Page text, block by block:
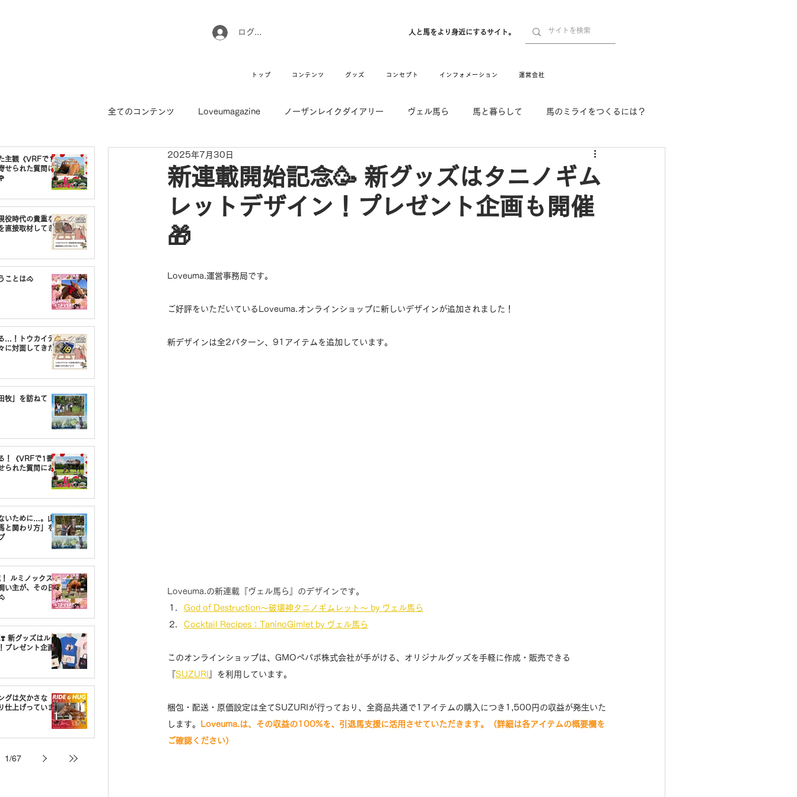
ログイン 人と馬をより身近にするサイト。
トップ コンテンツ グッズ コンセプト インフォメーション 運営会社
主観《VRFで1番
せられた質問に
役時代の貴重な
直接取材してき
ことは🐴
…！トウカイテ
に対面してきた
牧」を訪ねて
！《VRFで1番〇
られた質問にお
いために…。山
と関わり方」を
ルミノックスの
い主が、その日
新グッズはルミ
プレゼント企画
グは欠かさな
仕上げっていま
1/67
全てのコンテンツ Loveumagazine ノーザンレイクダイアリー ヴェル馬ら 馬と暮らして 馬のミライをつくるには？
ウマのお坊さん徒然日記
引退馬コレクション インフォメーション Movie New Long Hit
新連載開始記念🥳 新グッズはタニノギム
レットデザイン！プレゼント企画も開催
🎁
2025年7月30日
Loveuma.運営事務局です。
ご好評をいただいているLoveuma.オンラインショップに新しいデザインが追加されました！
新デザインは全2パターン、91アイテムを追加しています。
Loveuma.の新連載『ヴェル馬ら』のデザインです。
God of Destruction〜破壊神タニノギムレット〜 by ヴェル馬ら
Cocktail Recipes：TaninoGimlet by ヴェル馬ら
このオンラインショップは、GMOペパボ株式会社が手がける、オリジナルグッズを手軽に作成・販売できる
SUZURI 』を利用しています。
梱包・配送・原価設定は全てSUZURIが行っており、全商品共通で1アイテムの購入につき1,500円の収益が発生いた
します。
Loveuma.は、その収益の100%を、引退馬支援に活用させていただきます。（詳細は各アイテムの概要欄を
ご確認ください）